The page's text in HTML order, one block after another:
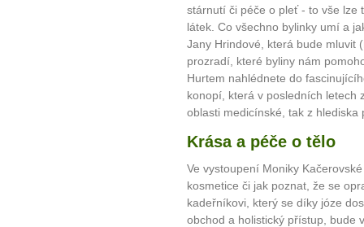
10 tipů
...
Máte pocit, že jste unaveni
stárnutí či péče o pleť - to vše lze
látek. Co všechno bylinky umí a
Jany Hrindové, která bude mluvit
prozradí, které byliny nám
Hurtem nahlédnete do
konopí, která v posledních letech
oblasti medicínské, tak z hlediska
Krása a péče o tělo
Ve vystoupení Moniky
kosmetice či jak poznat, že se
kadeřníkovi, který se díky józe
obchod a holistický přístup, bude